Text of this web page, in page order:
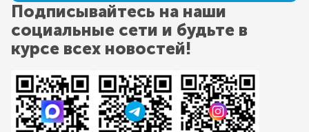
Подписывайтесь на наши
социальные сети и будьте в
курсе всех новостей!